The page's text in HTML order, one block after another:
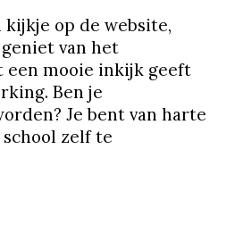
op de website,
van het
een mooie inkijk geeft
Ben je
Je bent van harte
zelf te